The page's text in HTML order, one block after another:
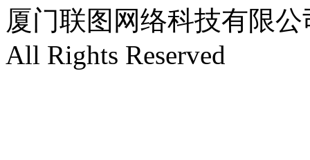
厦门联图网络科技有限公
All Rights Reserved